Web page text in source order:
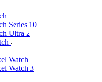
Series 10
Ultra 2
Watch
Watch 3